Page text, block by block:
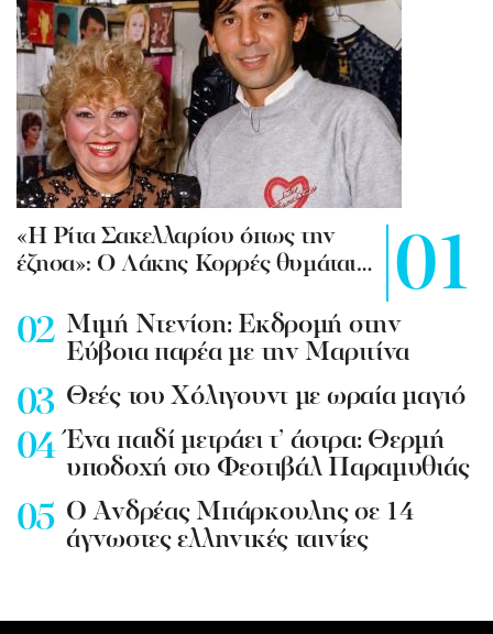
«Η Ρίτα Σακελλαρίου όπως την
έζησα»: Ο Λάκης Κορρές θυμάται…
Mιμή Ντενίση: Εκδρομή στην
Εύβοια παρέα με την Μαριτίνα
Θεές του Χόλιγουντ με ωραία μαγιό
Ένα παιδί μετράει τ’ άστρα: Θερμή
υποδοχή στο Φεστιβάλ Παραμυθιάς
Ο Ανδρέας Μπάρκουλης σε 14
άγνωστες ελληνικές ταινίες